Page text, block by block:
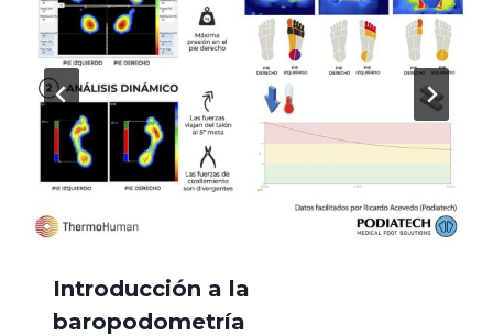
Introducción a la
baropodometría